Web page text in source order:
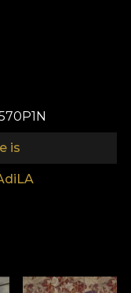
designul
is